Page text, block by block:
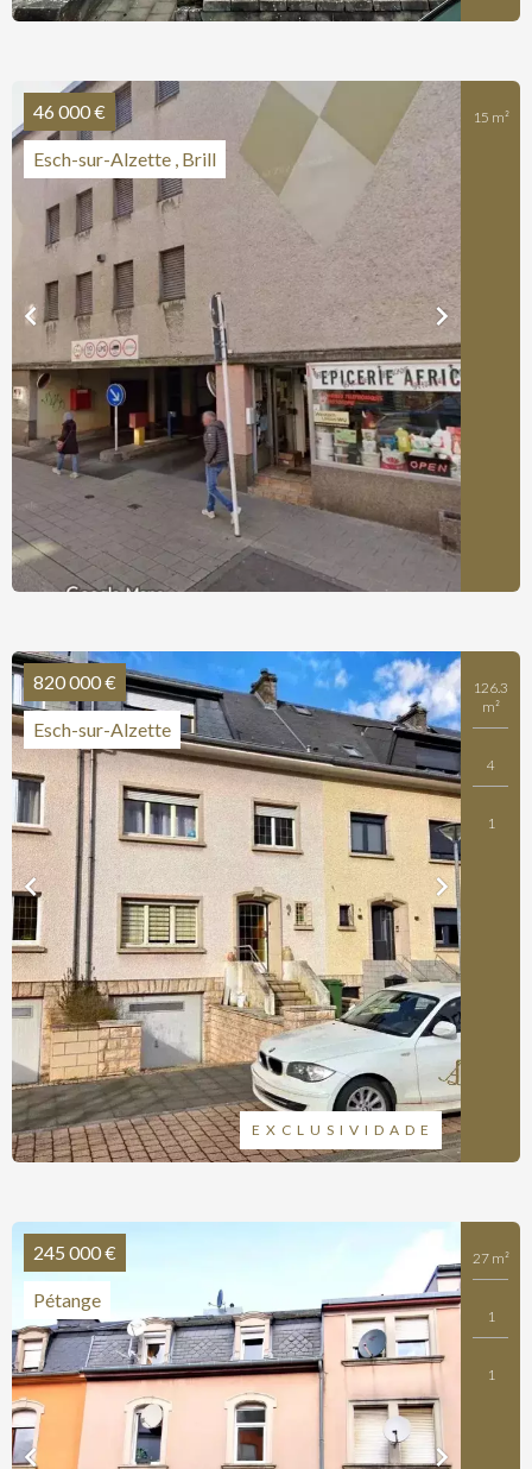
46 000 €
Esch-sur-Alzette , Brill
15 m²
820 000 €
Esch-sur-Alzette
126.3
m²
4
1
EXCLUSIVIDADE
245 000 €
Pétange
27 m²
1
1